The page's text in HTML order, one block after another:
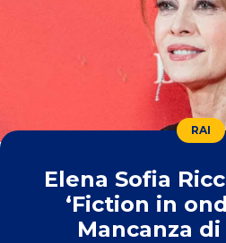
RAI
Elena Sofia
‘Fiction in
Mancanza